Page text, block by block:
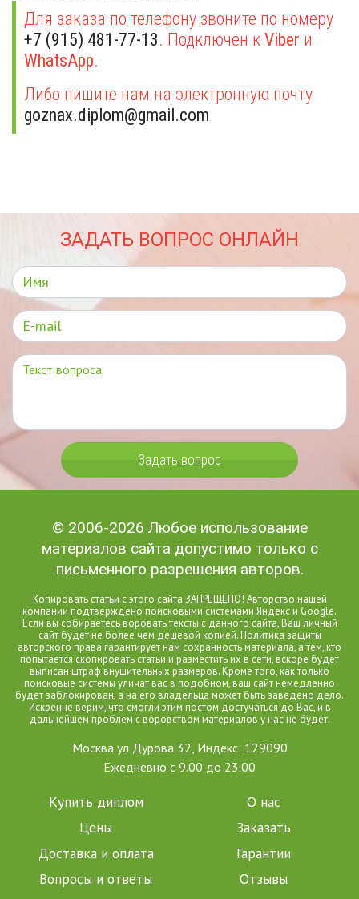
Для заказа по телефону звоните по номеру
+7 (915) 481-77-13. Подключен к Viber и
WhatsApp.
Либо пишите нам на электронную почту
goznax.diplom@gmail.com
ЗАДАТЬ ВОПРОС ОНЛАЙН
Задать вопрос
© 2006-2026 Любое использование
материалов сайта допустимо только с
письменного разрешения авторов.
Копировать статьи с этого сайта ЗАПРЕЩЕНО! Авторство нашей
компании подтверждено поисковыми системами Яндекс и Google.
Если вы собираетесь воровать тексты с данного сайта, Ваш личный
сайт будет не более чем дешевой копией. Политика защиты
авторского права гарантирует нам сохранность материала, а тем, кто
попытается скопировать статьи и разместить их в сети, вскоре будет
выписан штраф внушительных размеров. Кроме того, как только
поисковые системы уличат вас в подобном, ваш сайт немедленно
будет заблокирован, а на его владельца может быть заведено дело.
Искренне верим, что смогли этим постом достучаться до Вас, и в
дальнейшем проблем с воровством материалов у нас не будет.
Москва ул Дурова 32, Индекс: 129090
Ежедневно с 9.00 до 23.00
Купить диплом
О нас
Цены
Заказать
Доставка и оплата
Гарантии
Вопросы и ответы
Отзывы